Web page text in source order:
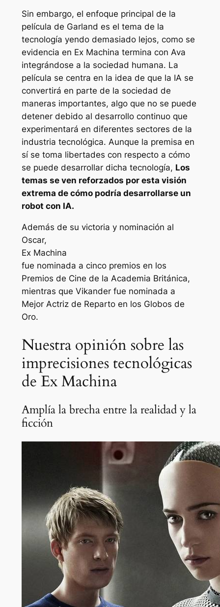
Sin embargo, el enfoque principal de la
película de Garland es el tema de la
tecnología yendo demasiado lejos, como se
evidencia en Ex Machina termina con Ava
integrándose a la sociedad humana. La
película se centra en la idea de que la IA se
convertirá en parte de la sociedad de
maneras importantes, algo que no se puede
detener debido al desarrollo continuo que
experimentará en diferentes sectores de la
industria tecnológica. Aunque la premisa en
sí se toma libertades con respecto a cómo
se puede desarrollar dicha tecnología, Los
temas se ven reforzados por esta visión
extrema de cómo podría desarrollarse un
robot con IA.
Además de su victoria y nominación al
Oscar,
Ex Machina
fue nominada a cinco premios en los
Premios de Cine de la Academia Británica,
mientras que Vikander fue nominada a
Mejor Actriz de Reparto en los Globos de
Oro.
Nuestra opinión sobre las
imprecisiones tecnológicas
de Ex Machina
Amplía la brecha entre la realidad y la
ficción